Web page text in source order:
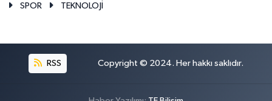
SPOR
TEKNOLOJİ
RSS Copyright © 2024. Her hakkı saklıdır.